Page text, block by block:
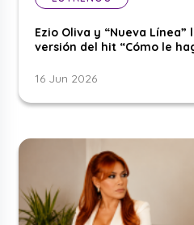
Ezio Oliva y “Nueva
versión del hit “Cómo le
16 Jun 2026